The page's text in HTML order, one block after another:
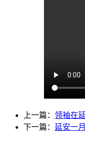
上一篇： 领袖在
下一篇： 延安一月